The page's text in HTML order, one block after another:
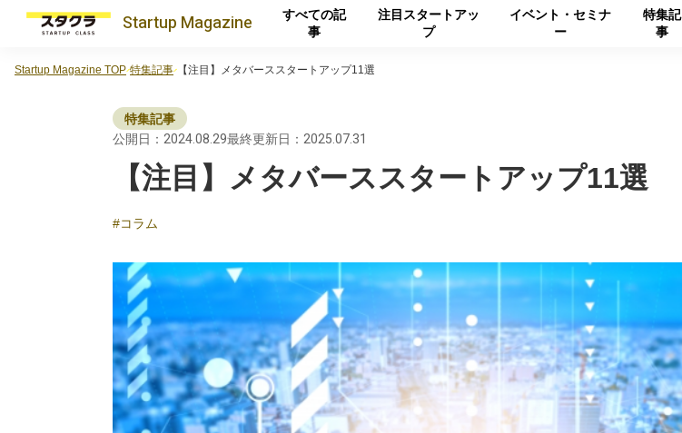
Startup Magazine
すべての記
事
注目スタートアッ
プ
イベント・セミナ
ー
特集記
事
Startup Magazine TOP 特集記事 【注目】メタバーススタートアップ11選
特集記事
公開日：2024.08.29最終更新日：2025.07.31
【注目】メタバーススタートアップ11選
コラム